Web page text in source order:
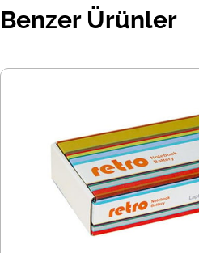
Benzer Ürünler